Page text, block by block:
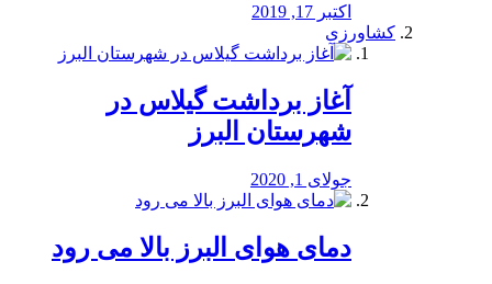
اکتبر 17, 2019
کشاورزی
آغاز برداشت گیلاس در
شهرستان البرز
جولای 1, 2020
دمای هوای البرز بالا می رود